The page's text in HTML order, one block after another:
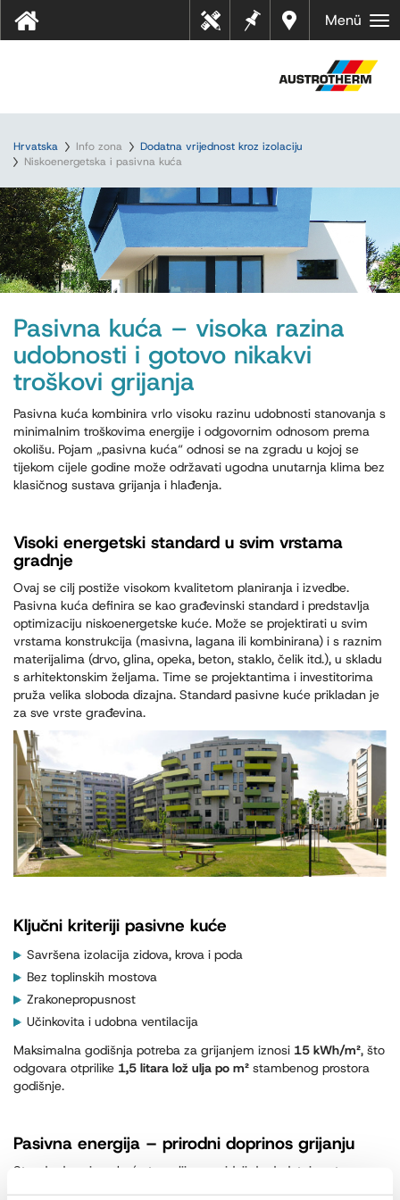
Dealer
s near
Bilješk
Tehn
ički
Menü
Hrvatska Info zona
Dodatna vrijednost kroz izolaciju
Niskoenergetska i pasivna kuća
Pasivna kuća – visoka razina
udobnosti i gotovo nikakvi
troškovi grijanja
Pasivna kuća kombinira vrlo visoku razinu udobnosti stanovanja s
minimalnim troškovima energije i odgovornim odnosom prema
okolišu. Pojam „pasivna kuća“ odnosi se na zgradu u kojoj se
tijekom cijele godine može održavati ugodna unutarnja klima bez
klasičnog sustava grijanja i hlađenja.
Visoki energetski standard u svim vrstama
gradnje
Ovaj se cilj postiže visokom kvalitetom planiranja i izvedbe.
Pasivna kuća definira se kao građevinski standard i predstavlja
optimizaciju niskoenergetske kuće. Može se projektirati u svim
vrstama konstrukcija (masivna, lagana ili kombinirana) i s raznim
materijalima (drvo, glina, opeka, beton, staklo, čelik itd.), u skladu
s arhitektonskim željama. Time se projektantima i investitorima
pruža velika sloboda dizajna. Standard pasivne kuće prikladan je
za sve vrste građevina.
Ključni kriteriji pasivne kuće
Savršena izolacija zidova, krova i poda
Bez toplinskih mostova
Zrakonepropusnost
Učinkovita i udobna ventilacija
Maksimalna godišnja potreba za grijanjem iznosi 15 kWh/m², što
odgovara otprilike 1,5 litara lož ulja po m² stambenog prostora
godišnje.
Pasivna energija – prirodni doprinos grijanju
Standard pasivne kuće temelji se na ideji da dodatni sustav